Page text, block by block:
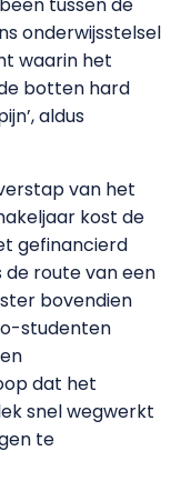
onderwijsstelsel
waarin het
botten hard
aldus
van het
kost de
gefinancierd
de route van een
bovendien
studenten
dat het
snel wegwerkt
te